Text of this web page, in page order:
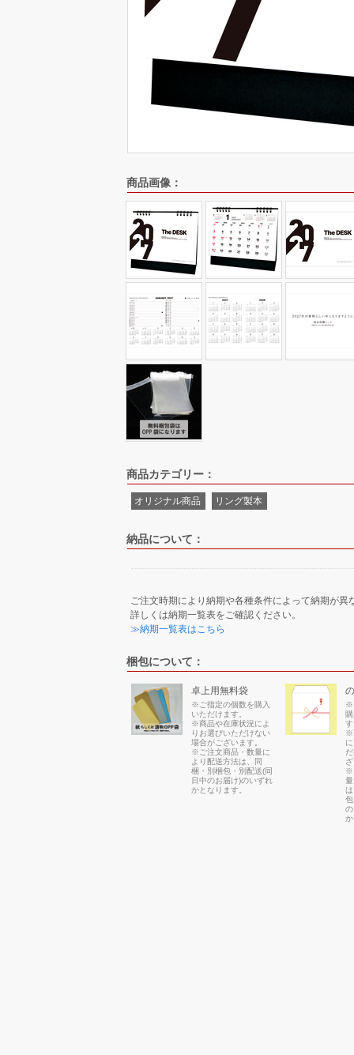
商品画像：
商品カテゴリー：
オリジナル商品 リング製本
納品について：
ご注文時期により納期や各種条件によって納期が異
詳しくは納期一覧表をご確認ください。
≫納期一覧表はこちら
梱包について：
卓上用無料袋
※ご指定の個数を購入
いただけます。
※商品や在庫状況によ
りお選びいただけない
場合がございます。
※ご注文商品・数量に
より配送方法は、同
梱・別梱包・別配送(同
日中のお届け)のいずれ
かとなります。
※
※
※